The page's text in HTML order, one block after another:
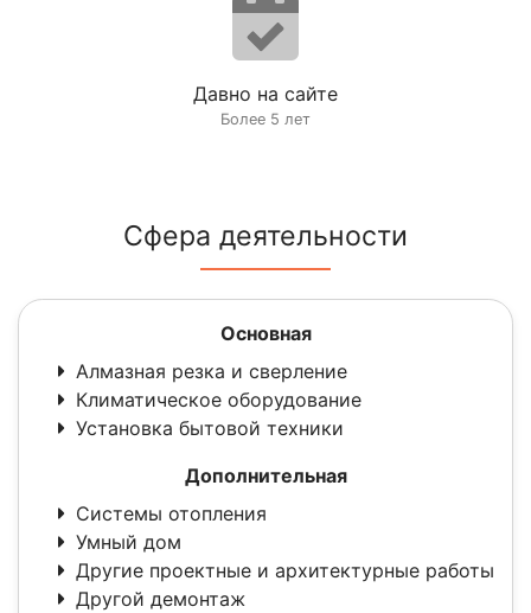
Давно на сайте
Более 5 лет
Сфера деятельности
Основная
Алмазная резка и сверление
Климатическое оборудование
Установка бытовой техники
Дополнительная
Системы отопления
Умный дом
Другие проектные и архитектурные работы
Другой демонтаж